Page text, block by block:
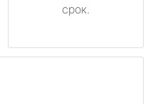
срок.